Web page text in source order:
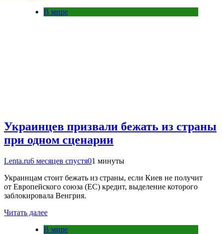
В мире
Украинцев призвали бежать из страны
при одном сценарии
Lenta.ru6 месяцев спустя01 минуты
Украинцам стоит бежать из страны, если Киев не получит
от Европейского союза (ЕС) кредит, выделение которого
заблокировала Венгрия.
Читать далее
В мире